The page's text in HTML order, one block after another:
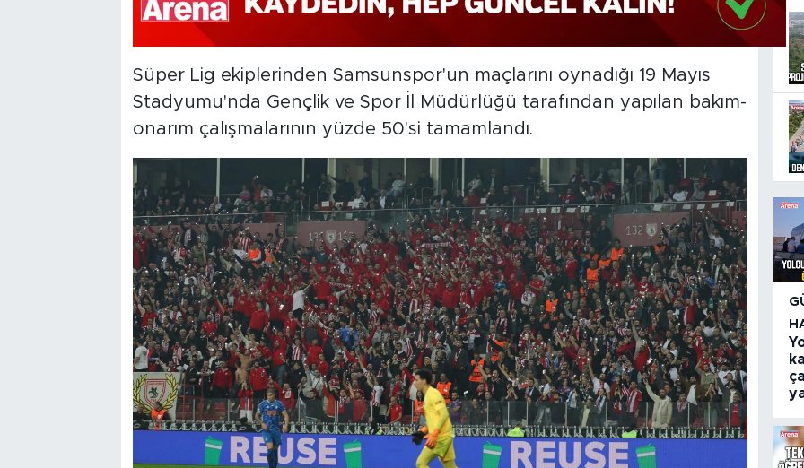
Süper Lig ekiplerinden Samsunspor'un maçlarını oynadığı 19 Mayıs
Stadyumu'nda Gençlik ve Spor İl Müdürlüğü tarafından yapılan bakım-
onarım çalışmalarının yüzde 50'si tamamlandı.